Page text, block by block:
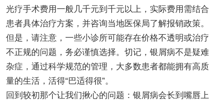
光疗手术费用一般几千元到千元以上，实际费用需结合
患者具体治疗方案，并咨询当地医保局了解报销政策。
但是，请注意，一些小诊所可能存在价格不透明或治疗
不正规的问题，务必谨慎选择。切记，银屑病不是疑难
杂症，通过科学规范的管理，大多数患者都能拥有高质
量的生活，活得“巴适得很”。
回到较初那个让我们揪心的问题：银屑病会长到嘴唇上